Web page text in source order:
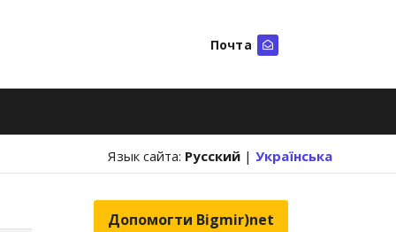
Почта
Язык сайта: Русский | Українська
Допомогти Bigmir)net